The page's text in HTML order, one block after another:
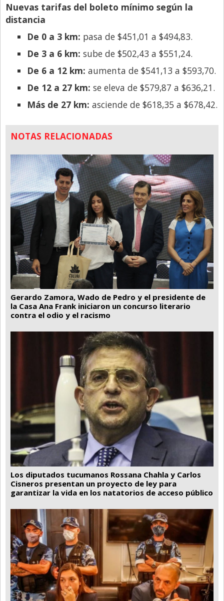
Nuevas tarifas del boleto mínimo según la
distancia
De 0 a 3 km: pasa de $451,01 a $494,83.
De 3 a 6 km: sube de $502,43 a $551,24.
De 6 a 12 km: aumenta de $541,13 a $593,70.
De 12 a 27 km: se eleva de $579,87 a $636,21.
Más de 27 km: asciende de $618,35 a $678,42.
NOTAS RELACIONADAS
Gerardo Zamora, Wado de Pedro y el presidente de
la Casa Ana Frank iniciaron un concurso literario
contra el odio y el racismo
Los diputados tucumanos Rossana Chahla y Carlos
Cisneros presentan un proyecto de ley para
garantizar la vida en los natatorios de acceso público